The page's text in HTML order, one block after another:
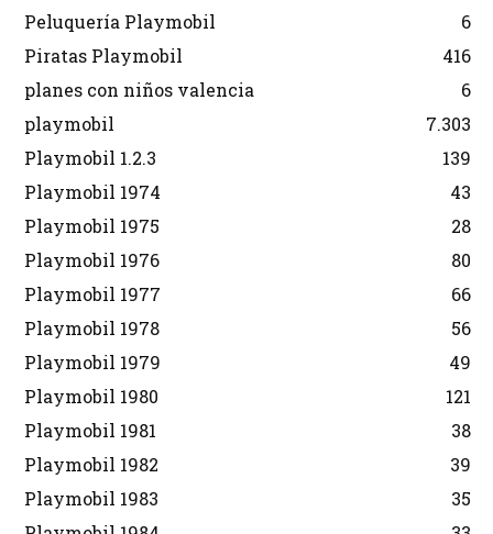
Peluquería Playmobil
6
Piratas Playmobil
416
planes con niños valencia
6
playmobil
7.303
Playmobil 1.2.3
139
Playmobil 1974
43
Playmobil 1975
28
Playmobil 1976
80
Playmobil 1977
66
Playmobil 1978
56
Playmobil 1979
49
Playmobil 1980
121
Playmobil 1981
38
Playmobil 1982
39
Playmobil 1983
35